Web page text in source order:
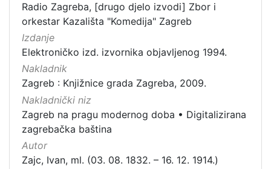
Radio Zagreba, [drugo djelo izvodi] Zbor i
orkestar Kazališta "Komedija" Zagreb
Izdanje
Elektroničko izd. izvornika objavljenog 1994.
Nakladnik
Zagreb : Knjižnice grada Zagreba, 2009.
Nakladnički niz
Zagreb na pragu modernog doba • Digitalizirana
zagrebačka baština
Autor
Zajc, Ivan, ml. (03. 08. 1832. – 16. 12. 1914.)